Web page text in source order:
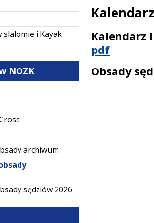
slalomie i Kayak
NOZK
archiwum
sędziów 2026
Treść
Kalendarz
pdf
Obsady